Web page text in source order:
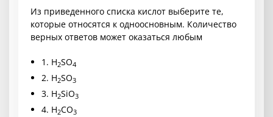
Из приведенного списка кислот выберите те,
которые относятся к одноосновным. Количество
верных ответов может оказаться любым
1. H2SO4
2. H2SO3
3. H2SiO3
4. H2CO3